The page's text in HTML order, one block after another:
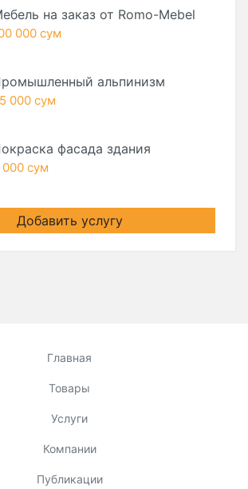
на заказ от Romo-Mebel
000 сум
альпинизм
000 сум
фасада здания
000 сум
Добавить услугу
Главная
Товары
Услуги
Компании
Публикации